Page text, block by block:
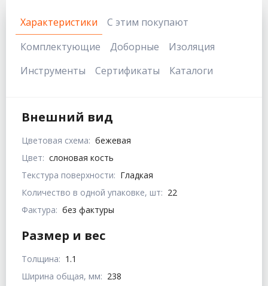
Характеристики
С этим покупают
Комплектующие
Доборные
Изоляция
Инструменты
Сертификаты Каталоги
Внешний вид
Цветовая схема: бежевая
Цвет: слоновая кость
Текстура поверхности: Гладкая
Количество в одной упаковке, шт: 22
Фактура: без фактуры
Размер и вес
Толщина: 1.1
Ширина общая, мм: 238